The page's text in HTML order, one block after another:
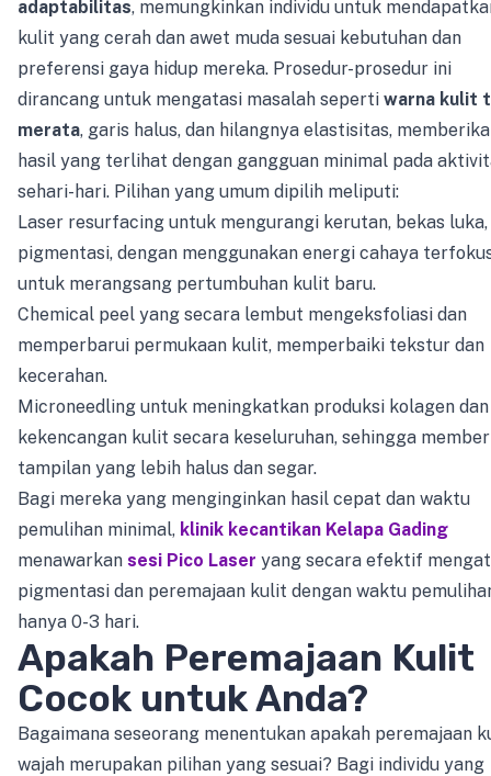
adaptabilitas, memungkinkan individu untuk
kulit yang cerah dan awet muda sesuai kebutuhan dan
preferensi gaya hidup mereka. Prosedur-prosedur ini
dirancang untuk mengatasi masalah seperti warna kulit
merata, garis halus, dan hilangnya elastisitas,
hasil yang terlihat dengan gangguan minimal pada
sehari-hari. Pilihan yang umum dipilih meliputi:
Laser resurfacing untuk mengurangi kerutan, bekas luka,
pigmentasi, dengan menggunakan energi cahaya
untuk merangsang pertumbuhan kulit baru.
Chemical peel yang secara lembut mengeksfoliasi dan
memperbarui permukaan kulit, memperbaiki tekstur dan
kecerahan.
Microneedling untuk meningkatkan produksi kolagen dan
kekencangan kulit secara keseluruhan, sehingga
tampilan yang lebih halus dan segar.
Bagi mereka yang menginginkan hasil cepat dan waktu
pemulihan minimal, klinik kecantikan Kelapa Gading
menawarkan sesi Pico Laser yang secara efektif
pigmentasi dan peremajaan kulit dengan waktu
hanya 0-3 hari.
Apakah Peremajaan Kulit
Cocok untuk Anda?
Bagaimana seseorang menentukan apakah peremajaan
wajah merupakan pilihan yang sesuai? Bagi individu yang